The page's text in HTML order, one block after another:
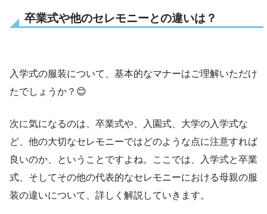
卒業式や他のセレモニーとの違いは？
入学式の服装について、基本的なマナーはご理解いただけ
たでしょうか？😊
次に気になるのは、卒業式や、入園式、大学の入学式な
ど、他の大切なセレモニーではどのような点に注意すれば
良いのか、ということですよね。ここでは、入学式と卒業
式、そしてその他の代表的なセレモニーにおける母親の服
装の違いについて、詳しく解説していきます。